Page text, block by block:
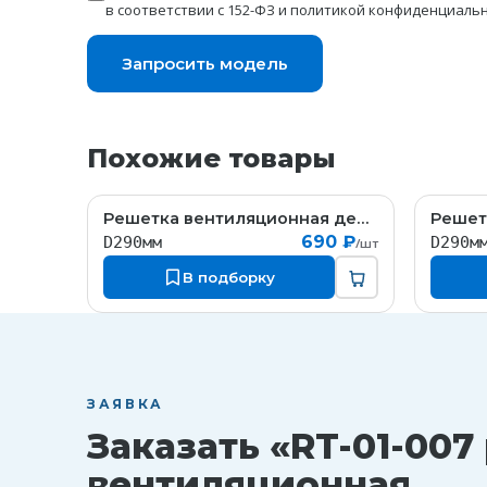
в соответствии с 152-ФЗ и политикой
Запросить модель
Похожие товары
RT-01-029
Решетка вентиляционная декоративная из гипса
D290мм
690 ₽/шт
В подборку
ЗАЯВКА
Заказать «RT-01-